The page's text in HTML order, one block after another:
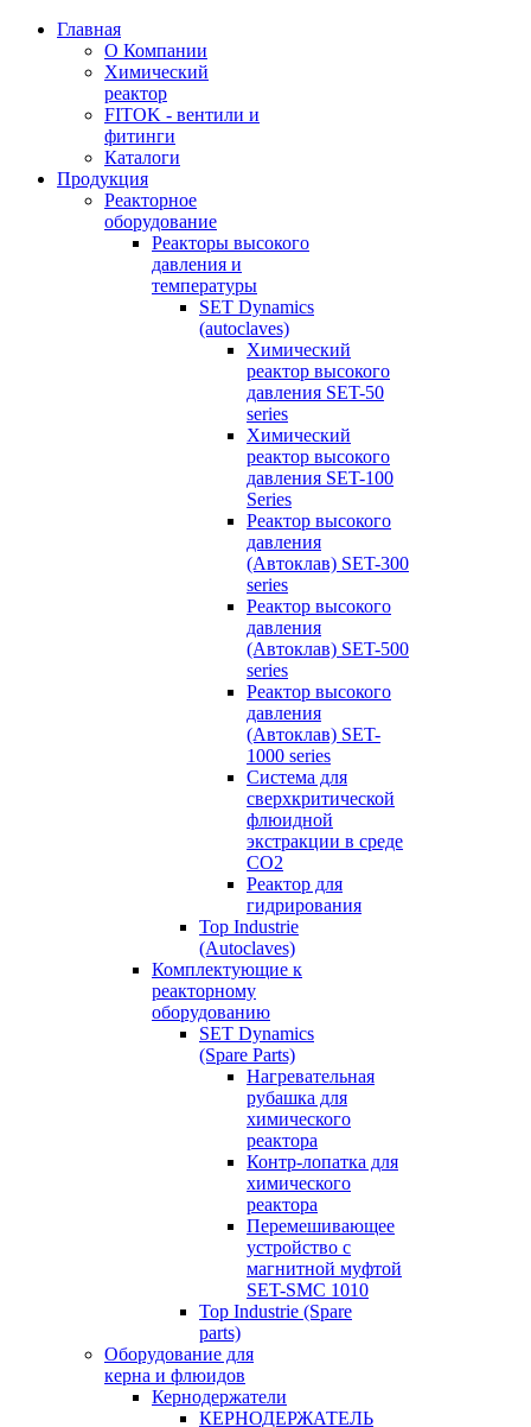
Главная
О Компании
Химический
реактор
FITOK - вентили и
фитинги
Каталоги
Продукция
Реакторное
оборудование
Реакторы высокого
давления и
температуры
SET Dynamics
(autoclaves)
Химический
реактор высокого
давления SET-50
series
Химический
реактор высокого
давления SET-100
Series
Реактор высокого
давления
(Автоклав) SET-300
series
Реактор высокого
давления
(Автоклав) SET-500
series
Реактор высокого
давления
(Автоклав) SET-
1000 series
Система для
сверхкритической
флюидной
экстракции в среде
СО2
Реактор для
гидрирования
Top Industrie
(Autoclaves)
Комплектующие к
реакторному
оборудованию
SET Dynamics
(Spare Parts)
Нагревательная
рубашка для
химического
реактора
Контр-лопатка для
химического
реактора
Перемешивающее
устройство с
магнитной муфтой
SET-SMC 1010
Top Industrie (Spare
parts)
Оборудование для
керна и флюидов
Кернодержатели
КЕРНОДЕРЖАТЕЛЬ